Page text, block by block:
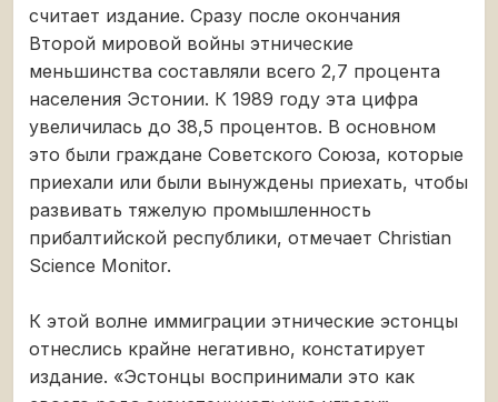
считает издание. Сразу после окончания
Второй мировой войны этнические
меньшинства составляли всего 2,7 процента
населения Эстонии. К 1989 году эта цифра
увеличилась до 38,5 процентов. В основном
это были граждане Советского Союза, которые
приехали или были вынуждены приехать, чтобы
развивать тяжелую промышленность
прибалтийской республики, отмечает Christian
Science Monitor.
К этой волне иммиграции этнические эстонцы
отнеслись крайне негативно, констатирует
издание. «Эстонцы воспринимали это как